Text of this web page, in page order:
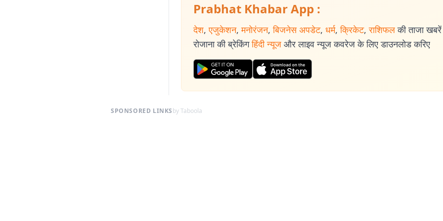
Prabhat Khabar App :
देश, एजुकेशन, मनोरंजन, बिजनेस अपडेट, धर्म, क्रिकेट, राशिफल की ताजा
रोजाना की ब्रेकिंग हिंदी न्यूज और लाइव न्यूज कवरेज के लिए डाउनलोड करिए
SPONSORED LINKSby Taboola